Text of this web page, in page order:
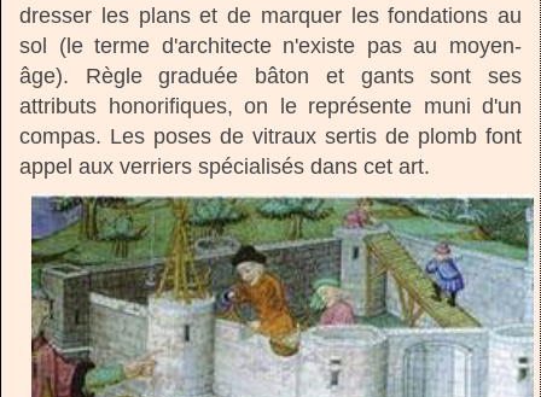
dresser les plans et de marquer les fondations au
sol (le terme d'architecte n'existe pas au moyen-
âge). Règle graduée bâton et gants sont ses
attributs honorifiques, on le représente muni d'un
compas. Les poses de vitraux sertis de plomb font
appel aux verriers spécialisés dans cet art.